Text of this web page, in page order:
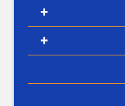
+
+